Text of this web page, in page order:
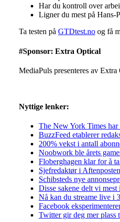
Har du kontroll over
Ligner du mest på Hans-
Ta testen på GTDtest.no og få
#Sponsor: Extra Optical
MediaPuls presenteres av
Nyttige lenker:
The New York Times
BuzzFeed etablerer
200% vekst i antall
Noobwork ble årets
Floberghagen klar for å
Sjefredaktør i
Schibsteds nye
Disse sakene delt vi
Nå kan du streame live i
Facebook
Twitter gir deg mer plass